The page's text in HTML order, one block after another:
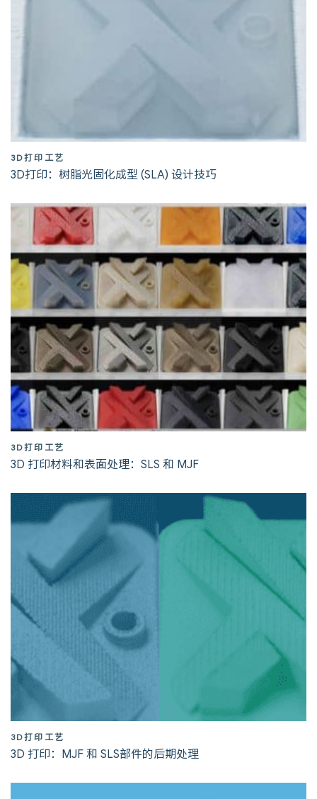
3D打印工艺
3D打印：树脂光固化成型 (SLA) 设计技巧
3D打印工艺
3D 打印材料和表面处理：SLS 和 MJF
3D打印工艺
3D 打印：MJF 和 SLS部件的后期处理